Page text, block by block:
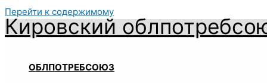
Перейти к содержимому
Кировский
ОБЛПОТРЕБСОЮЗ